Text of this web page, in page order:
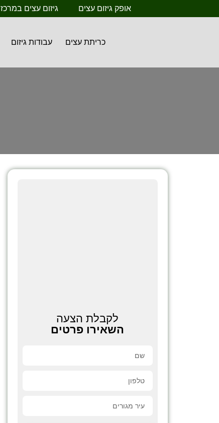
אופק גיזום עצים גיזום עצים במרכז
כריתת עצים עבודות גיזום
לקבלת הצעה
השאירו פרטים